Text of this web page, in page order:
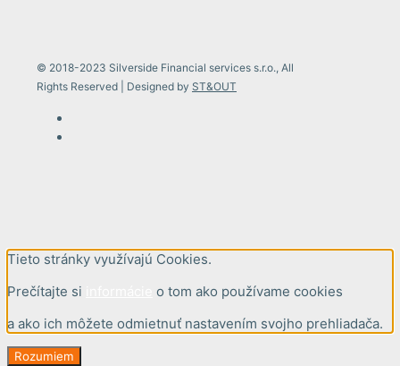
© 2018-2023 Silverside Financial services s.r.o., All
Rights Reserved | Designed by ST&OUT
Tieto stránky využívajú Cookies.
Prečítajte si
o tom ako používame cookies
a ako ich môžete odmietnuť nastavením svojho prehliadača.
Rozumiem